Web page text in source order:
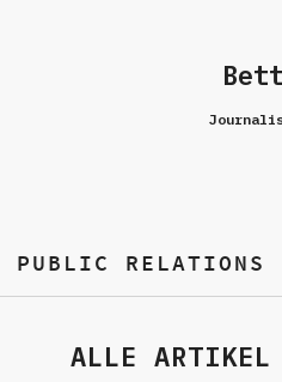
PUBLIC RELATIONS
ALLE ARTIKEL